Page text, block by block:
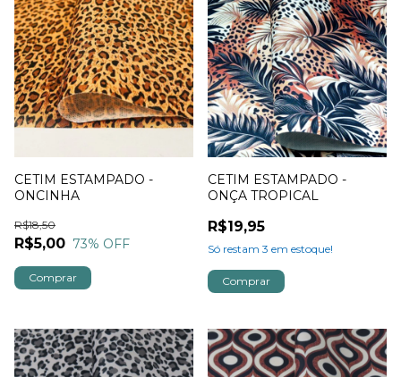
CETIM ESTAMPADO -
ONCINHA
R$5,00
R$18,50
73% OFF
CETIM ESTAMPADO -
ONÇA TROPICAL
R$19,95
Só restam 3 em estoque!